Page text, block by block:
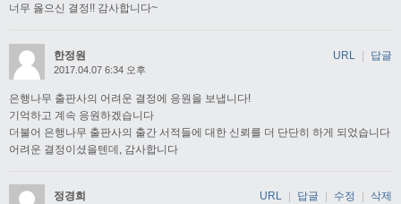
너무 옳으신 결정!! 감사합니다~
한정원
2017.04.07 6:34 오후
은행나무 출판사의 어려운 결정에 응원을 보냅니다!
기억하고 계속 응원하겠습니다
더불어 은행나무 출판사의 출간 서적들에 대한 신뢰를 더 단단히 하게 되었습니다
어려운 결정이셨을텐데, 감사합니다
URL | 답글
정경희 URL 답글 수정 삭제